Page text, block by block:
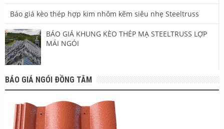
Báo giá kèo thép hợp kim nhôm kẽm siêu nhẹ Steeltruss
BÁO GIÁ KHUNG KÈO THÉP MẠ STEELTRUSS LỢP
MÁI NGÓI
BÁO GIÁ NGÓI ĐỒNG TÂM